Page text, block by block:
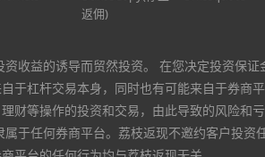
返佣)
收益的诱导而贸然投资。 在您决定投资保
于杠杆交易本身，同时也有可能来自于券商
财等操作的投资和交易，由此导致的风险和
于任何券商平台。荔枝返现不邀约客户投